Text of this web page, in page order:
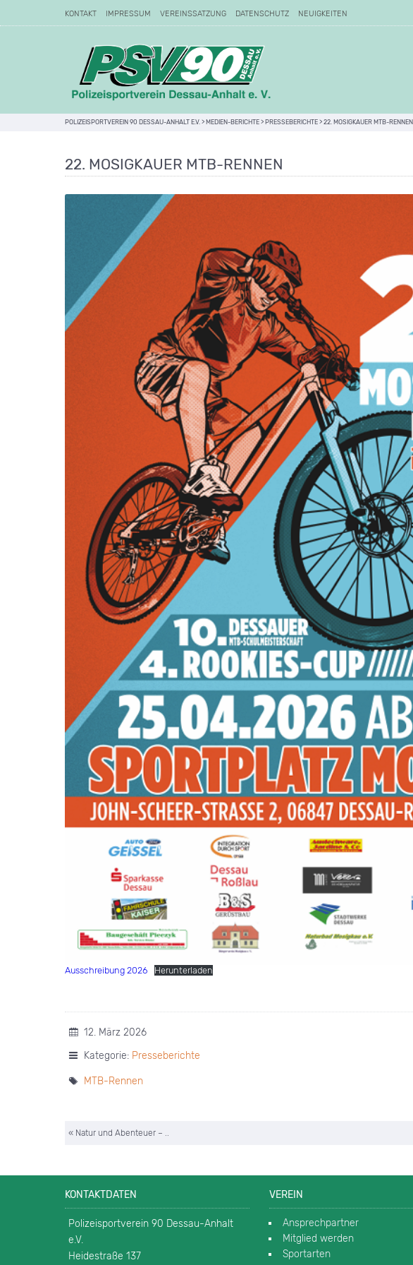
KONTAKT IMPRESSUM VEREINSSATZUNG DATENSCHUTZ NEUIGKEITEN
POLIZEISPORTVEREIN 90 DESSAU-ANHALT E.V. > MEDIEN-BERICHTE > PRESSEBERICHTE > 22. MOSIGKAUER MTB-RENNEN
22. MOSIGKAUER MTB-RENNEN
Ausschreibung 2026 Herunterladen
12. März 2026
Kategorie: Presseberichte
MTB-Rennen
« Natur und Abenteuer – ..
KONTAKTDATEN
Polizeisportverein 90 Dessau-Anhalt
e.V.
Heidestraße 137
VEREIN
Ansprechpartner
Mitglied werden
Sportarten